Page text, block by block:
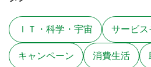
ＩＴ・科学・宇宙 サービス
キャンペーン 消費生活